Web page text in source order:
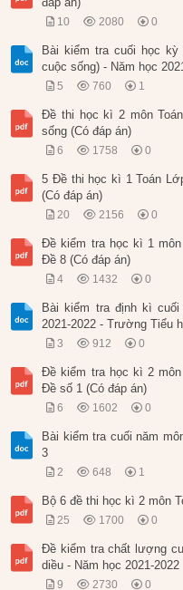
10 2080 0
Bài kiểm tra cuối học
cuộc sống) - Năm học
5 760 1
Đề thi học kì 2 môn
sống (Có đáp án)
6 1758 0
5 Đề thi học kì 1 Toán
(Có đáp án)
20 2156 0
Đề kiểm tra học kì 1
Đề 8 (Có đáp án)
4 1432 0
Bài kiểm tra định kì
2021-2022 - Trường Tiểu
3 912 0
Đề kiểm tra học kì 2
Đề số 1 (Có đáp án)
6 1602 0
Bài kiểm tra cuối năm
3
2 648 1
Bộ 6 đề thi học kì 2 môn
25 1700 0
Đề kiểm tra chất lượng
diều - Năm học 2021-2022
9 2730 0